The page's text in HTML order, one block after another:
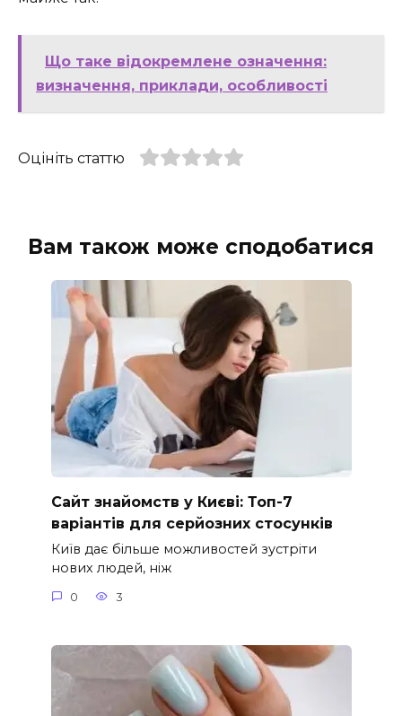
Що таке відокремлене означення:
визначення, приклади, особливості
Оцініть статтю
Вам також може сподобатися
Сайт знайомств у Києві: Топ-7
варіантів для серйозних стосунків
Київ дає більше можливостей зустріти
нових людей, ніж
0 3